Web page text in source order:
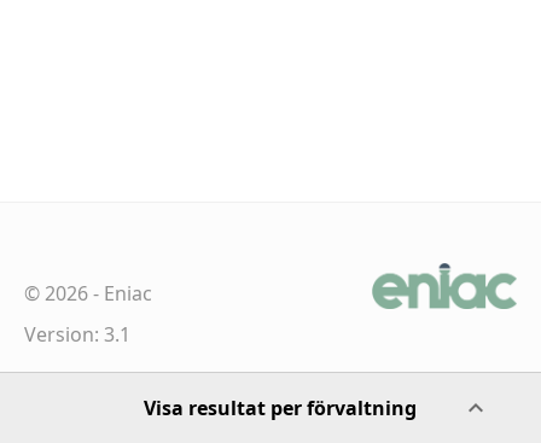
Visa resultat per förvaltning
©2026- Eniac
Version: 3.1